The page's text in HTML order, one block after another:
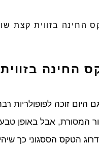
החינה בזווית קצת
החינה
היום זוכה לפופולריות
אבל באופן טבעי
הטקס הססגוני כך